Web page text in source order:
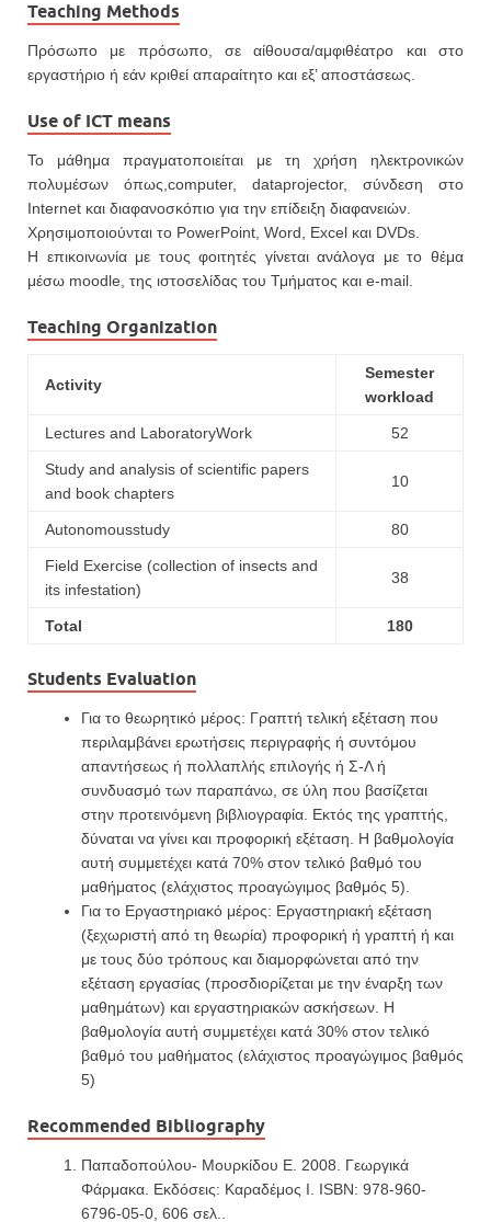
Teaching Methods
Πρόσωπο με πρόσωπο, σε αίθουσα/αμφιθέατρο και στο
εργαστήριο ή εάν κριθεί απαραίτητο και εξ’ αποστάσεως.
Use of ICT means
Το μάθημα πραγματοποιείται με τη χρήση ηλεκτρονικών
πολυμέσων όπως,computer, dataprojector, σύνδεση στο
Internet και διαφανοσκόπιο για την επίδειξη διαφανειών.
Χρησιμοποιoύνται το PowerPoint, Word, Excel και DVDs.
Η επικοινωνία με τους φοιτητές γίνεται ανάλογα με το θέμα
μέσω moodle, της ιστοσελίδας του Τμήματος και e-mail.
Teaching Organization
Activity
Semester
workload
Lectures and LaboratoryWork 52
Study and analysis of scientific papers
and book chapters
10
Autonomousstudy 80
Field Exercise (collection of insects and
its infestation)
38
Total 180
Students Evaluation
Για το θεωρητικό μέρος: Γραπτή τελική εξέταση που
περιλαμβάνει ερωτήσεις περιγραφής ή συντόμου
απαντήσεως ή πολλαπλής επιλογής ή Σ-Λ ή
συνδυασμό των παραπάνω, σε ύλη που βασίζεται
στην προτεινόμενη βιβλιογραφία. Εκτός της γραπτής,
δύναται να γίνει και προφορική εξέταση. Η βαθμολογία
αυτή συμμετέχει κατά 70% στον τελικό βαθμό του
μαθήματος (ελάχιστος προαγώγιμος βαθμός 5).
Για το Εργαστηριακό μέρος: Εργαστηριακή εξέταση
(ξεχωριστή από τη θεωρία) προφορική ή γραπτή ή και
με τους δύο τρόπους και διαμορφώνεται από την
εξέταση εργασίας (προσδιορίζεται με την έναρξη των
μαθημάτων) και εργαστηριακών ασκήσεων. Η
βαθμολογία αυτή συμμετέχει κατά 30% στον τελικό
βαθμό του μαθήματος (ελάχιστος προαγώγιμος βαθμός
5)
Recommended Bibliography
Παπαδοπούλου- Μουρκίδου Ε. 2008. Γεωργικά
Φάρμακα. Εκδόσεις: Καραδέμος Ι. ISBN: 978-960-
6796-05-0, 606 σελ..